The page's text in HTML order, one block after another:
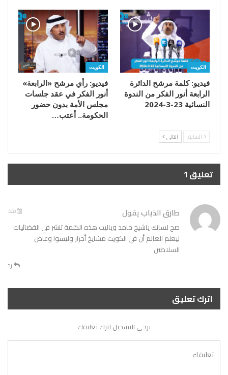
الكويت
فيديو: كلمة مرشح الدائرة
الرابعة أنور الفكر من الندوة
النسائية 23-3-2024
الكويت
فيديو: رأي مرشح «الرابعة»
أنور الفكر في عقد جلسات
مجلس الأمة بدون حضور
الحكومة.. أعتب…
السابق التالي
تعليق 1
طارق الذيابيقول منذ
صح لسانك ياشيخ حامد وياليت هذه الكلمة تنشر في الفضائيات
ليعلم العالم أن في الكويت مشايخ أحرار وليسوا وعاض
السلاطين
رد
اترك تعليق
يرجي التسجيل لترك تعليقك